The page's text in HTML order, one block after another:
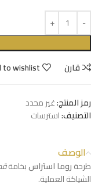
قارن
to wishlist
رمز المنتج:غير محدد
التصنيف:استرسات
الوصف
طرحةروما استراسبخامة
الشياكة العملية.